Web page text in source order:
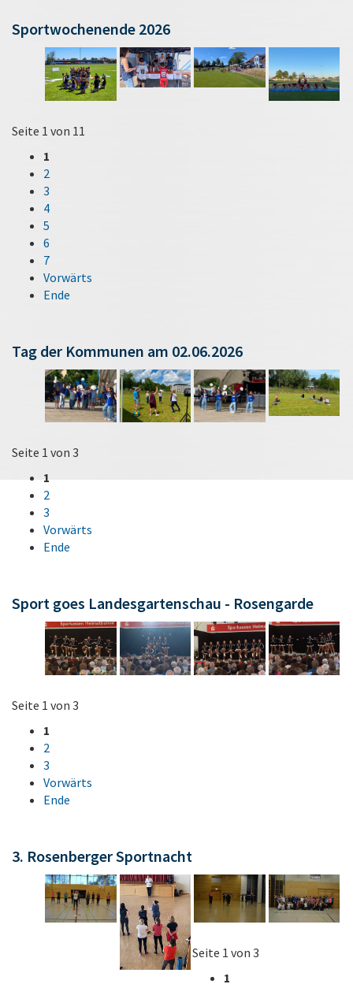
Sportwochenende 2026
Seite 1 von 11
1
2
3
4
5
6
7
Vorwärts
Ende
Tag der Kommunen am 02.06.2026
Seite 1 von 3
1
2
3
Vorwärts
Ende
Sport goes Landesgartenschau - Rosengarde
Seite 1 von 3
1
2
3
Vorwärts
Ende
3. Rosenberger Sportnacht
Seite 1 von 3
1